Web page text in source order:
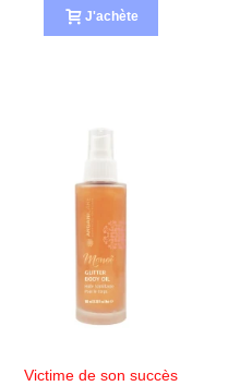
J'achète
Victime de son succès